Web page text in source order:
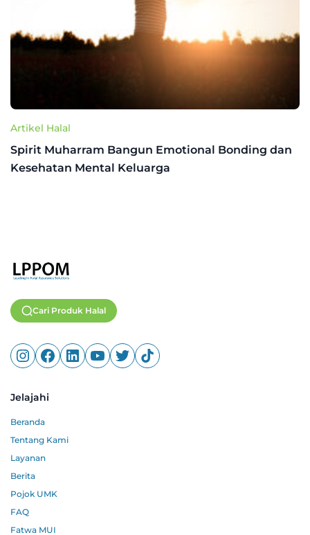
Artikel Halal
Spirit Muharram Bangun Emotional Bonding dan
Kesehatan Mental Keluarga
Cari Produk Halal
Jelajahi
Beranda
Tentang Kami
Layanan
Berita
Pojok UMK
FAQ
Fatwa MUI